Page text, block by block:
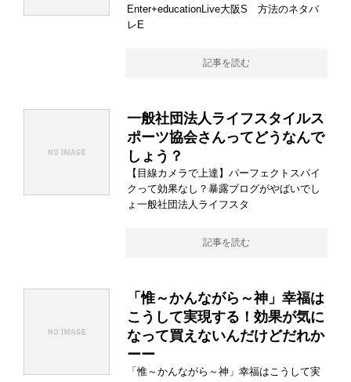
Enter+educationLive大阪S 方法のネタバ
レE
記事を読む
一般社団法人ライフスタイルス
ポーツ協会さんってどうなんで
しょう？
【目線カメラで上達】パーフェクトスパイ
クって効果なし？暴露ブログがやばいでし
ょ一般社団法人ライフスタ
記事を読む
「惟～かんながら～神」幸福は
こうして実現する！効果が気に
なって買えないんだけどだれか
ーー
「惟～かんながら～神」幸福はこうして実